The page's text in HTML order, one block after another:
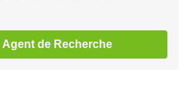
Agent de Recherche